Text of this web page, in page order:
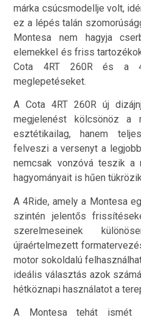
márka csúcsmodellje volt,
ez a lépés talán
Montesa nem hagyja
elemekkel és friss
Cota 4RT 260R és a
meglepetéseket.
A Cota 4RT 260R új
megjelenést kölcsönöz a
esztétikailag, hanem
felveszi a versenyt a
nemcsak vonzóvá teszik a
hagyományait is hűen
A 4Ride, amely a Montesa
szintén jelentős
szerelmeseinek
újraértelmezett
motor sokoldalú
ideális választás azok
hétköznapi használatot a
A Montesa tehát ismét